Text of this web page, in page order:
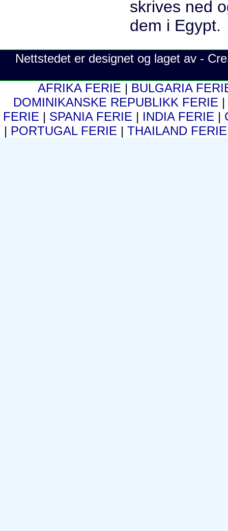
Nettstedet er designet og laget av -
AFRIKA FERIE | BULGARIA
DOMINIKANSKE REPUBLIKK FERIE
FERIE | SPANIA FERIE | INDIA FERIE |
| PORTUGAL FERIE |THAILAND